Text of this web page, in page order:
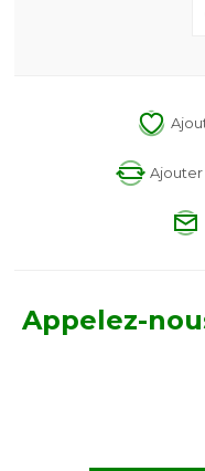
Ajouter
Appelez-